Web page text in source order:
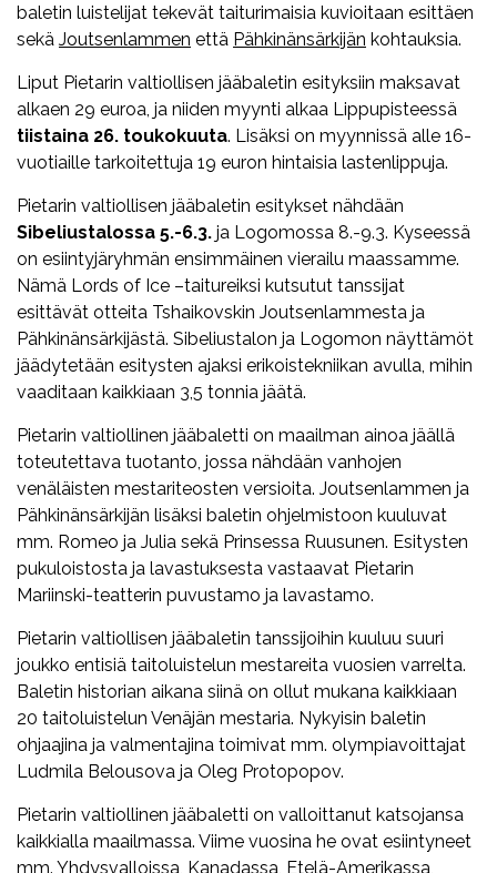
baletin luistelijat tekevät taiturimaisia kuvioitaan esittäen
sekä Joutsenlammen että Pähkinänsärkijän kohtauksia.
Liput Pietarin valtiollisen jääbaletin esityksiin maksavat
alkaen 29 euroa, ja niiden myynti alkaa Lippupisteessä
tiistaina 26. toukokuuta. Lisäksi on myynnissä alle 16-
vuotiaille tarkoitettuja 19 euron hintaisia lastenlippuja.
Pietarin valtiollisen jääbaletin esitykset nähdään
Sibeliustalossa 5.-6.3. ja Logomossa 8.-9.3. Kyseessä
on esiintyjäryhmän ensimmäinen vierailu maassamme.
Nämä Lords of Ice –taitureiksi kutsutut tanssijat
esittävät otteita Tshaikovskin Joutsenlammesta ja
Pähkinänsärkijästä. Sibeliustalon ja Logomon näyttämöt
jäädytetään esitysten ajaksi erikoistekniikan avulla, mihin
vaaditaan kaikkiaan 3,5 tonnia jäätä.
Pietarin valtiollinen jääbaletti on maailman ainoa jäällä
toteutettava tuotanto, jossa nähdään vanhojen
venäläisten mestariteosten versioita. Joutsenlammen ja
Pähkinänsärkijän lisäksi baletin ohjelmistoon kuuluvat
mm. Romeo ja Julia sekä Prinsessa Ruusunen. Esitysten
pukuloistosta ja lavastuksesta vastaavat Pietarin
Mariinski-teatterin puvustamo ja lavastamo.
Pietarin valtiollisen jääbaletin tanssijoihin kuuluu suuri
joukko entisiä taitoluistelun mestareita vuosien varrelta.
Baletin historian aikana siinä on ollut mukana kaikkiaan
20 taitoluistelun Venäjän mestaria. Nykyisin baletin
ohjaajina ja valmentajina toimivat mm. olympiavoittajat
Ludmila Belousova ja Oleg Protopopov.
Pietarin valtiollinen jääbaletti on valloittanut katsojansa
kaikkialla maailmassa. Viime vuosina he ovat esiintyneet
mm. Yhdysvalloissa, Kanadassa, Etelä-Amerikassa,